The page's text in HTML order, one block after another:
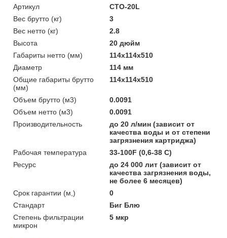
Артикул
CTO-20L
Вес брутто (кг)
3
Вес нетто (кг)
2.8
Высота
20 дюйм
Габариты нетто (мм)
114x114x510
Диаметр
114 мм
Общие габариты брутто
(мм)
114x114x510
Объем брутто (м3)
0.0091
Объем нетто (м3)
0.0091
Производительность
до 20 л/мин (зависит от
качества воды и от степени
загрязнения картриджа)
Рабочая температура
33-100F (0,6-38 C)
Ресурс
до 24 000 лит (зависит от
качества загрязнения воды,
не более 6 месяцев)
Срок гарантии (м,)
0
Стандарт
Биг Блю
Степень фильтрации
микрон
5 мкр